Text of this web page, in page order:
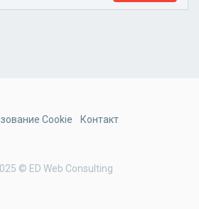
© ED Web Consulting
Cookie Контакт